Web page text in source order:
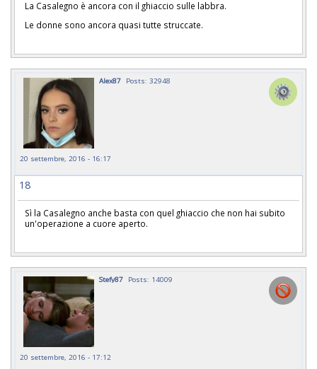
La Casalegno è ancora con il ghiaccio sulle labbra.
Le donne sono ancora quasi tutte struccate.
Alex87 Posts: 32948
20 settembre, 2016 - 16:17
18
Sì la Casalegno anche basta con quel ghiaccio che non hai subito
un'operazione a cuore aperto.
Stefy87 Posts: 14009
20 settembre, 2016 - 17:12